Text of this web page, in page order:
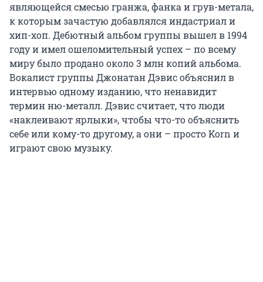
являющейся смесью гранжа, фанка и грув-метала,
к которым зачастую добавлялся индастриал и
хип-хоп. Дебютный альбом группы вышел в 1994
году и имел ошеломительный успех – по всему
миру было продано около 3 млн копий альбома.
Вокалист группы Джонатан Дэвис объяснил в
интервью одному изданию, что ненавидит
термин ню-металл. Дэвис считает, что люди
«наклеивают ярлыки», чтобы что-то объяснить
себе или кому-то другому, а они – просто Korn и
играют свою музыку.